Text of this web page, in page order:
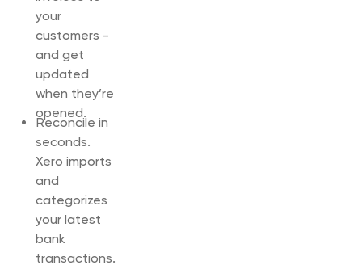
your
customers -
and get
updated
when they’re
opened.
Reconcile in
seconds.
Xero imports
and
categorizes
your latest
bank
transactions.